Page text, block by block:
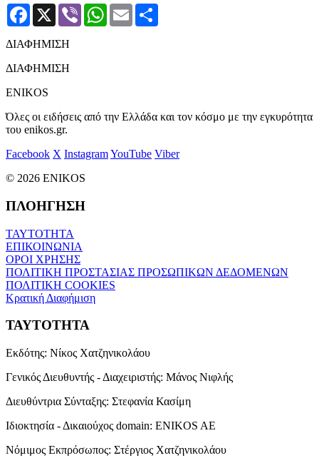
Facebook
X Viber WhatsApp
Email
ΔΙΑΦΗΜΙΣΗ
ΔΙΑΦΗΜΙΣΗ
ENIKOS
Όλες οι ειδήσεις από την Ελλάδα και τον κόσμο με την εγκυρότητα
του enikos.gr.
Facebook X InstagramYouTube Viber
© 2026 ENIKOS
ΠΛΟΗΓΗΣΗ
ΤΑΥΤΟΤΗΤΑ
ΕΠΙΚΟΙΝΩΝΙΑ
ΟΡΟΙ ΧΡΗΣΗΣ
ΠΟΛΙΤΙΚΗ ΠΡΟΣΤΑΣΙΑΣ ΠΡΟΣΩΠΙΚΩΝ ΔΕΔΟΜΕΝΩΝ
ΠΟΛΙΤΙΚΗ COOKIES
Κρατική Διαφήμιση
ΤΑΥΤΟΤΗΤΑ
Εκδότης: Νίκος Χατζηνικολάου
Γενικός Διευθυντής - Διαχειριστής: Μάνος Νιφλής
Διευθύντρια Σύνταξης: Στεφανία Κασίμη
Ιδιοκτησία - Δικαιούχος domain: ENIKOS AE
Νόμιμος Εκπρόσωπος: Στέργιος Χατζηνικολάου